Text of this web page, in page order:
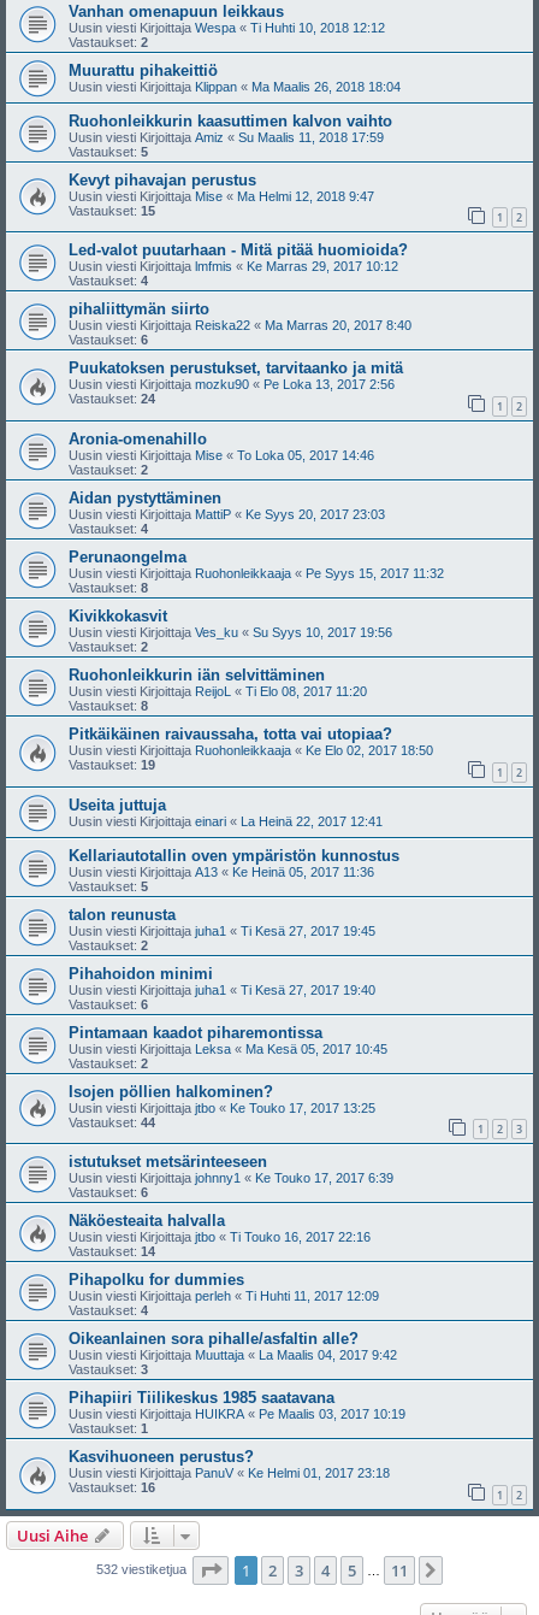
Vanhan omenapuun leikkaus
Uusin viesti Kirjoittaja Wespa « Ti Huhti 10, 2018 12:12
Vastaukset: 2
Muurattu pihakeittiö
Uusin viesti Kirjoittaja Klippan « Ma Maalis 26, 2018 18:04
Ruohonleikkurin kaasuttimen kalvon vaihto
Uusin viesti Kirjoittaja Amiz « Su Maalis 11, 2018 17:59
Vastaukset: 5
Kevyt pihavajan perustus
Uusin viesti Kirjoittaja Mise « Ma Helmi 12, 2018 9:47
Vastaukset: 15 1 2
Led-valot puutarhaan - Mitä pitää huomioida?
Uusin viesti Kirjoittaja lmfmis « Ke Marras 29, 2017 10:12
Vastaukset: 4
pihaliittymän siirto
Uusin viesti Kirjoittaja Reiska22 « Ma Marras 20, 2017 8:40
Vastaukset: 6
Puukatoksen perustukset, tarvitaanko ja mitä
Uusin viesti Kirjoittaja mozku90 « Pe Loka 13, 2017 2:56
Vastaukset: 24 1 2
Aronia-omenahillo
Uusin viesti Kirjoittaja Mise « To Loka 05, 2017 14:46
Vastaukset: 2
Aidan pystyttäminen
Uusin viesti Kirjoittaja MattiP « Ke Syys 20, 2017 23:03
Vastaukset: 4
Perunaongelma
Uusin viesti Kirjoittaja Ruohonleikkaaja « Pe Syys 15, 2017 11:32
Vastaukset: 8
Kivikkokasvit
Uusin viesti Kirjoittaja Ves_ku « Su Syys 10, 2017 19:56
Vastaukset: 2
Ruohonleikkurin iän selvittäminen
Uusin viesti Kirjoittaja ReijoL « Ti Elo 08, 2017 11:20
Vastaukset: 8
Pitkäikäinen raivaussaha, totta vai utopiaa?
Uusin viesti Kirjoittaja Ruohonleikkaaja « Ke Elo 02, 2017 18:50
Vastaukset: 19 1 2
Useita juttuja
Uusin viesti Kirjoittaja einari « La Heinä 22, 2017 12:41
Kellariautotallin oven ympäristön kunnostus
Uusin viesti Kirjoittaja A13 « Ke Heinä 05, 2017 11:36
Vastaukset: 5
talon reunusta
Uusin viesti Kirjoittaja juha1 « Ti Kesä 27, 2017 19:45
Vastaukset: 2
Pihahoidon minimi
Uusin viesti Kirjoittaja juha1 « Ti Kesä 27, 2017 19:40
Vastaukset: 6
Pintamaan kaadot piharemontissa
Uusin viesti Kirjoittaja Leksa « Ma Kesä 05, 2017 10:45
Vastaukset: 2
Isojen pöllien halkominen?
Uusin viesti Kirjoittaja jtbo « Ke Touko 17, 2017 13:25
Vastaukset: 44 1 2 3
istutukset metsärinteeseen
Uusin viesti Kirjoittaja johnny1 « Ke Touko 17, 2017 6:39
Vastaukset: 6
Näköesteaita halvalla
Uusin viesti Kirjoittaja jtbo « Ti Touko 16, 2017 22:16
Vastaukset: 14
Pihapolku for dummies
Uusin viesti Kirjoittaja perleh « Ti Huhti 11, 2017 12:09
Vastaukset: 4
Oikeanlainen sora pihalle/asfaltin alle?
Uusin viesti Kirjoittaja Muuttaja «
La Maalis 04, 2017 9:42
Vastaukset: 3
Pihapiiri Tiilikeskus 1985 saatavana
Uusin viesti Kirjoittaja HUIKRA « Pe Maalis 03, 2017 10:19
Vastaukset: 1
Kasvihuoneen perustus?
Uusin viesti Kirjoittaja PanuV « Ke Helmi 01, 2017 23:18
Vastaukset: 16 1 2
Uusi Aihe
532 viestiketjua Sivu /11
1 2 3 4 5 11